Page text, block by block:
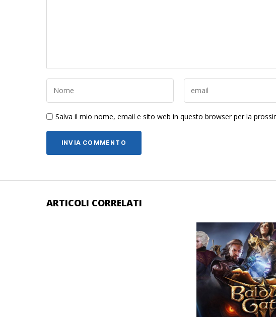
Salva il mio nome, email e sito web in questo browser per la
ARTICOLI CORRELATI